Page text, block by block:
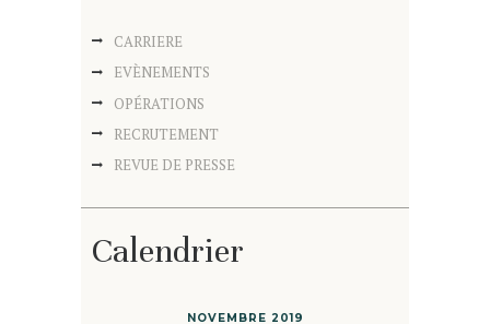
CARRIERE
EVÈNEMENTS
OPÉRATIONS
RECRUTEMENT
REVUE DE PRESSE
Calendrier
NOVEMBRE 2019